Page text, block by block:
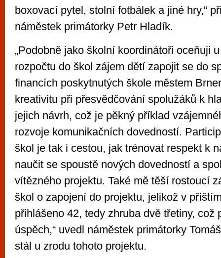
boxovací pytel, stolní fotbálek a jiné hry,“
náměstek primátorky Petr Hladík.
„Podobně jako školní koordinátoři oceňuji
rozpočtu do škol zájem dětí zapojit se do
financích poskytnutých škole městem
kreativitu při přesvědčování spolužáků k
jejich návrh, což je pěkný příklad
rozvoje komunikačních dovedností.
škol je tak i cestou, jak trénovat respekt k
naučit se spoustě nových dovedností a
vítězného projektu. Také mě těší rostoucí
škol o zapojení do projektu, jelikož v
přihlášeno 42, tedy zhruba dvě třetiny, což
úspěch,“ uvedl náměstek primátorky
stál u zrodu tohoto projektu.